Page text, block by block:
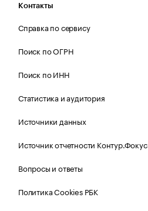
Контакты
Справка по сервису
Поиск по ОГРН
Поиск по ИНН
Статистика и аудитория
Источники данных
Источник отчетности Контур.Фокус
Вопросы и ответы
Политика Cookies РБК